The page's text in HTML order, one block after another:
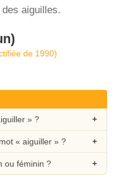
aiguilles.
de 1990)
» ?
« aiguiller » ?
ou féminin ?